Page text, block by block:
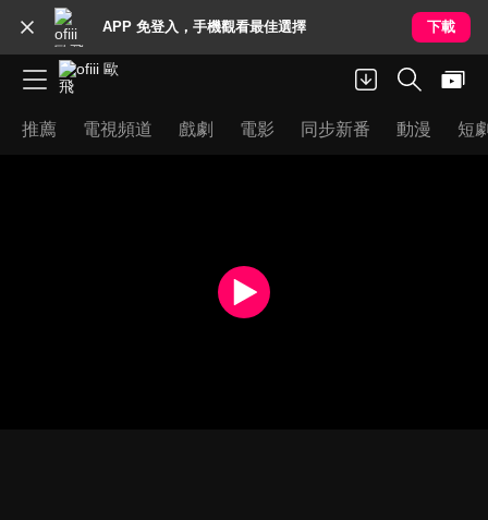
APP 免登入，手機觀看最佳選擇 下載
推薦 電視頻道 戲劇 電影 同步新番 動漫 短